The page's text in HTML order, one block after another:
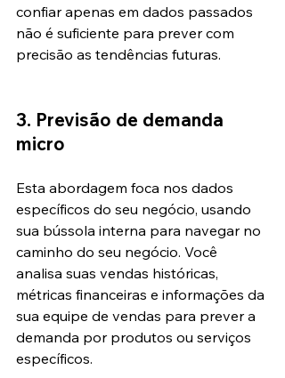
confiar apenas em dados passados
não é suficiente para prever com
precisão as tendências futuras.
3. Previsão de demanda
micro
Esta abordagem foca nos dados
específicos do seu negócio, usando
sua bússola interna para navegar no
caminho do seu negócio. Você
analisa suas vendas históricas,
métricas financeiras e informações da
sua equipe de vendas para prever a
demanda por produtos ou serviços
específicos.